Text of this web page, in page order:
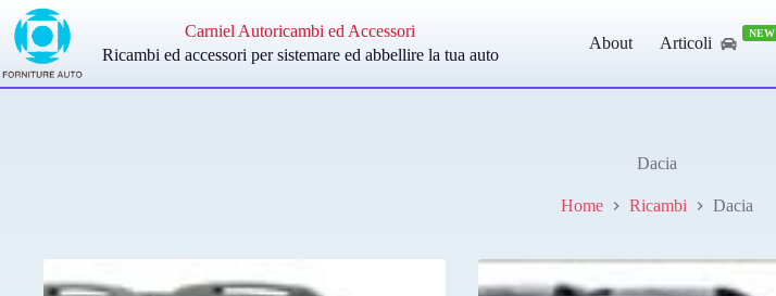
Salta
contenuto
Carniel Autoricambi ed Accessori
Ricambi ed accessori per sistemare ed abbellire la tua auto
About Articoli
NEW
Dacia
Home Ricambi Dacia